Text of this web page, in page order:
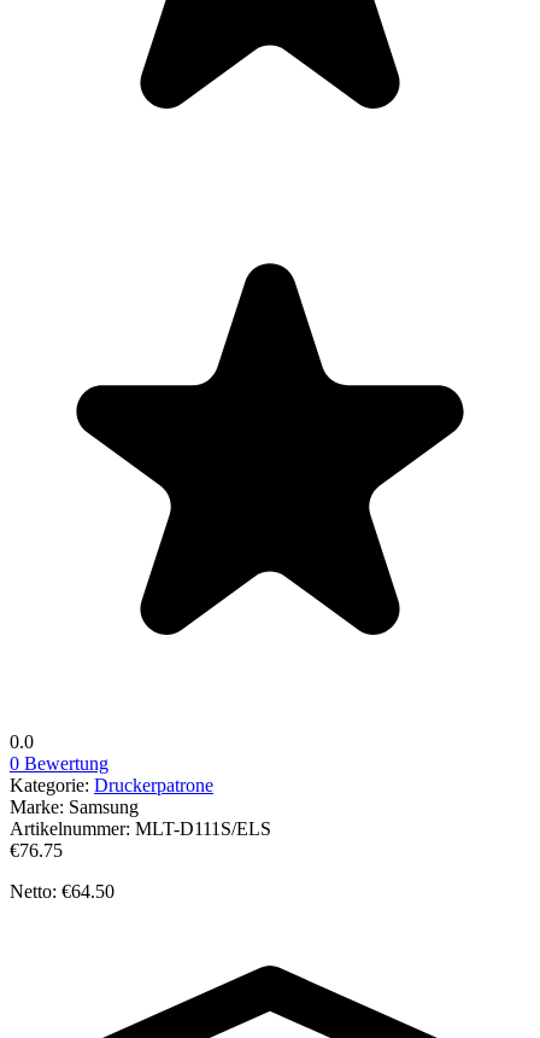
0.0
0 Bewertung
Kategorie: Druckerpatrone
Marke: Samsung
Artikelnummer: MLT-D111S/ELS
€76.75
Netto: €64.50